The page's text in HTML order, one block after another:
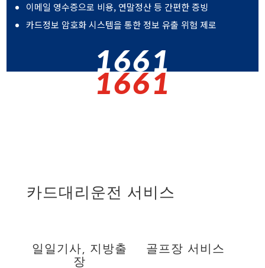
이메일 영수증으로 비용, 연말정산 등 간편한 증빙
카드정보 암호화 시스템을 통한 정보 유출 위험 제로
1661
1661
카드대리운전 서비스
일일기사, 지방출
장
골프장 서비스